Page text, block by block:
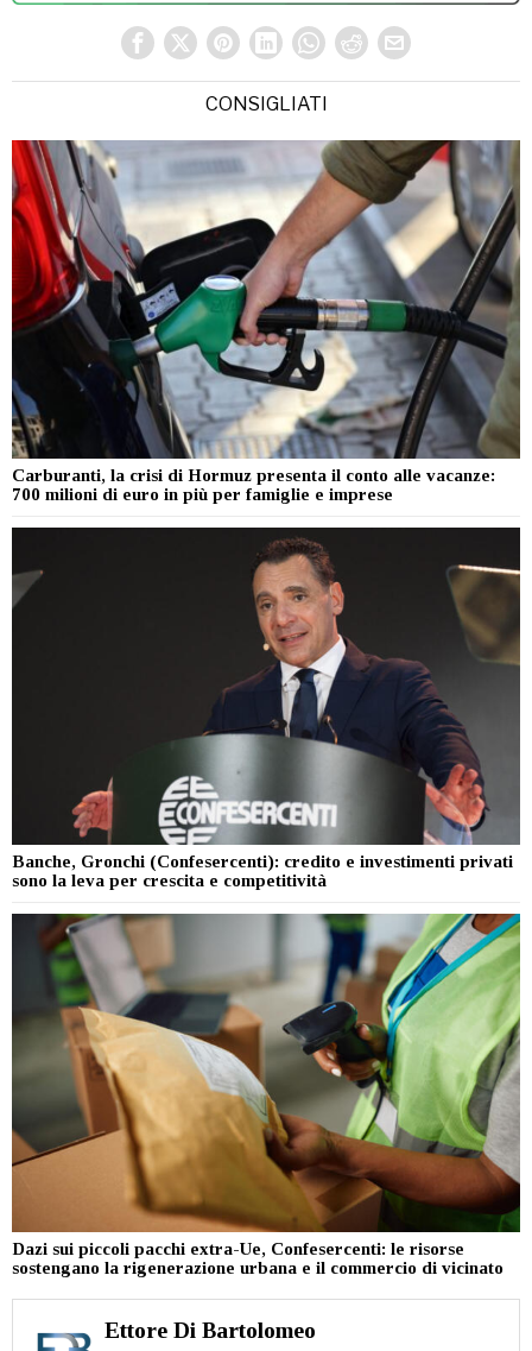
CONSIGLIATI
Carburanti, la crisi di Hormuz presenta il conto alle vacanze:
700 milioni di euro in più per famiglie e imprese
Banche, Gronchi (Confesercenti): credito e investimenti privati
sono la leva per crescita e competitività
Dazi sui piccoli pacchi extra-Ue, Confesercenti: le risorse
sostengano la rigenerazione urbana e il commercio di vicinato
Ettore Di Bartolomeo